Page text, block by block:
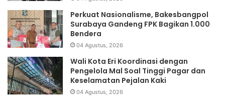
Perkuat Nasionalisme, Bakesbangpol
Surabaya Gandeng FPK Bagikan 1.000
Bendera
04 Agustus, 2026
Wali Kota Eri Koordinasi dengan
Pengelola Mal Soal Tinggi Pagar dan
Keselamatan Pejalan Kaki
04 Agustus, 2026